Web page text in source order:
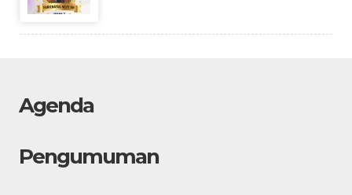
Agenda
Pengumuman